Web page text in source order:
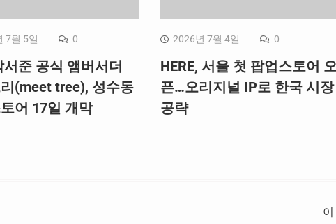
7월 5일 0
서준 공식 앰버서더
(meet tree), 성수동
어 17일 개막
2026년 7월 4일 0
HERE, 서울 첫 팝업스토어
픈…오리지널 IP로 한국 시장
공략
이